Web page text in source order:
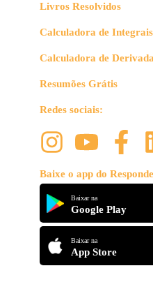
Livros Resolvidos
Calculadora de Integrais
Calculadora de
Resumões Grátis
Redes sociais:
Baixe o app do
Baixar na
Google Play
Baixar na
App Store